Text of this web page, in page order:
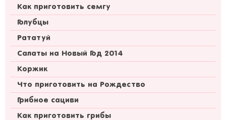
Как приготовить семгу
Голубцы
Рататуй
Салаты на Новый Год 2014
Коржик
Что приготовить на Рождество
Грибное сациви
Как приготовить грибы